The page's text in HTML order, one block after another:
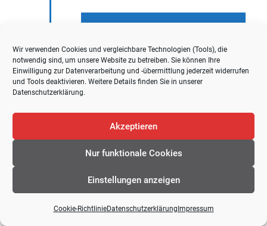
Wir verwenden Cookies und vergleichbare Technologien (Tools), die
notwendig sind, um unsere Website zu betreiben. Sie können Ihre
Einwilligung zur Datenverarbeitung und -übermittlung jederzeit widerrufen
und Tools deaktivieren. Weitere Details finden Sie in unserer
Datenschutzerklärung.
Akzeptieren
Nur funktionale Cookies
Einstellungen anzeigen
Cookie-RichtlinieDatenschutzerklärung Impressum
Proway-Zukunftswald